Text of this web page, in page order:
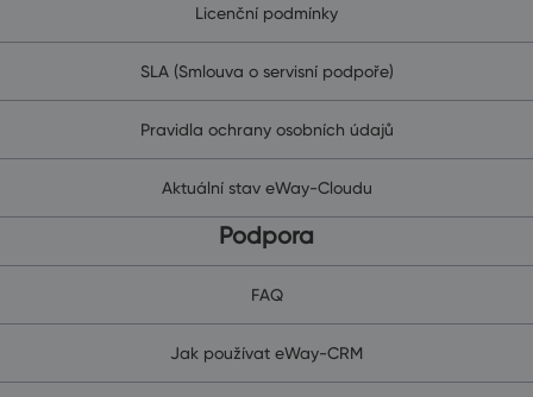
Licenční podmínky
SLA (Smlouva o servisní podpoře)
Pravidla ochrany osobních údajů
Aktuální stav eWay-Cloudu
Podpora
FAQ
Jak používat eWay-CRM